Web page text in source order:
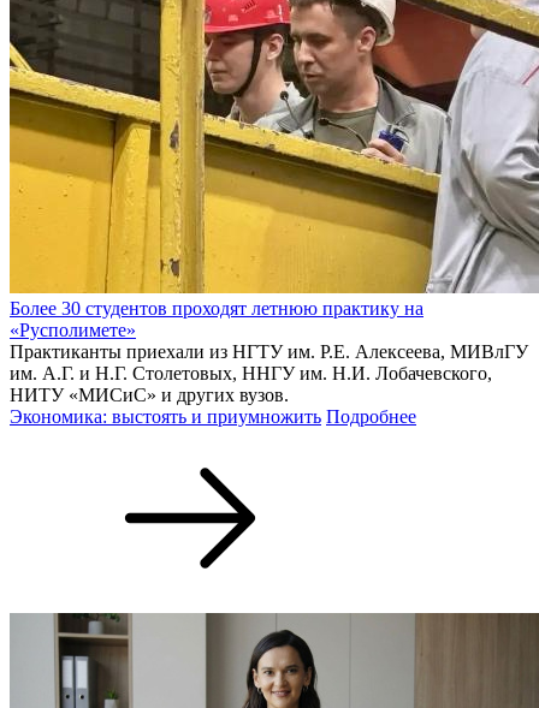
Более 30 студентов проходят летнюю практику на
«Русполимете»
Практиканты приехали из НГТУ им. Р.Е. Алексеева, МИВлГУ
им. А.Г. и Н.Г. Столетовых, ННГУ им. Н.И. Лобачевского,
НИТУ «МИСиС» и других вузов.
Экономика: выстоять и приумножить Подробнее